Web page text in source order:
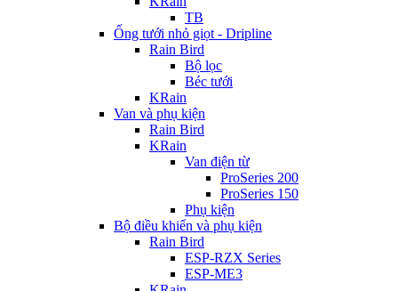
TB
Ống tưới nhỏ giọt - Dripline
Rain Bird
Bộ lọc
Béc tưới
KRain
Van và phụ kiện
Rain Bird
KRain
Van điện từ
ProSeries 200
ProSeries 150
Phụ kiện
Bộ điều khiển và phụ kiện
Rain Bird
ESP-RZX Series
ESP-ME3